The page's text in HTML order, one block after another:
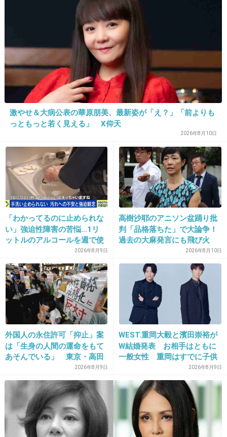
+902
23. 匿名2020/02/11(火) 08:40:47
>>1
うーん、お父さんはあの雰囲気や色気があった
けど息子はやっぱり一般人っぽい
クラスのリア充枠にはいそうだけど
+615 -7
2020/02/11(火) 08:40:49
今時スタイル関係なくモデルになれるからなー
昨日見た宇野昌磨の弟も背低そうだったけどモ
デルやってるみたいだし
5件の返信
-7
25. 匿名2020/02/11(火) 08:40:55
菅田将暉似。
+83 -5
26. 匿名2020/02/11(火) 08:40:59
激やせ＆大病公表の華原朋美、最新姿が「え？」「前よりも
っともっと若く見える」 X仰天
2026年8月10日
「わかってるのに止められな
い」強迫性障害の苦悩…1リ
ットルのアルコールを週で使
い切る当事者「生きてるのが
辛いと思うこともある」
2026年8月9日
高樹沙耶のアニソン盆踊り批
判「品格落ちた」で大論争！
過去の大麻発言にも飛び火
2026年8月10日
外国人の永住許可「抑止」案
は「生身の人間の運命をもて
あそんでいる」 東京・高田
2026年8月9日
WEST.重岡大毅と濱田崇裕が
W結婚発表 お相手はともに
一般女性 重岡はすでに子供
2026年8月9日